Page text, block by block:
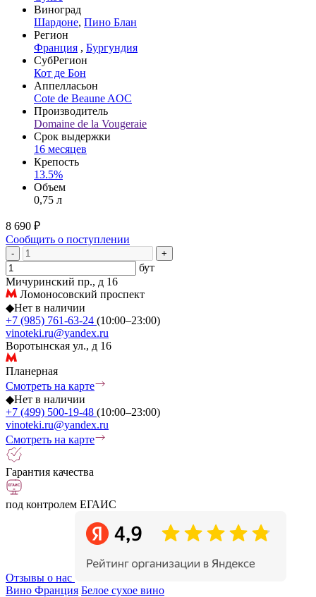
Виноград
Шардоне, Пино Блан
Регион
Франция , Бургундия
СубРегион
Кот де Бон
Аппелласьон
Cote de Beaune AOC
Производитель
Domaine de la Vougeraie
Срок выдержки
16 месяцев
Крепость
13.5%
Объем
0,75 л
8 690 ₽
Сообщить о поступлении
- +
бут
Мичуринский пр., д 16
Ломоносовский проспект
◆Нет в наличии
+7 (985) 761-63-24 (10:00–23:00)
vinoteki.ru@yandex.ru
Воротынская ул., д 16
Планерная
Смотреть на карте
◆Нет в наличии
+7 (499) 500-19-48 (10:00–23:00)
vinoteki.ru@yandex.ru
Смотреть на карте
Гарантия качества
под контролем ЕГАИС
Отзывы о нас
Вино Франция Белое сухое вино